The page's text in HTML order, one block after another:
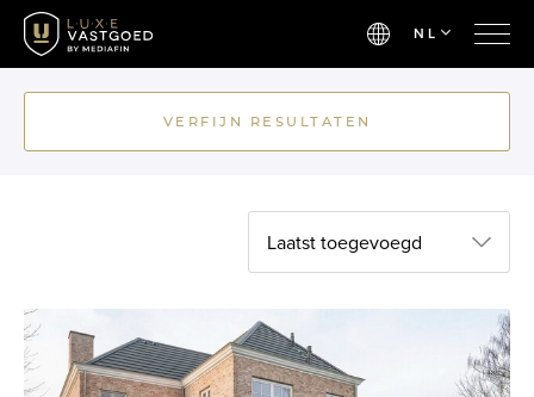
NL
VERFIJN RESULTATEN